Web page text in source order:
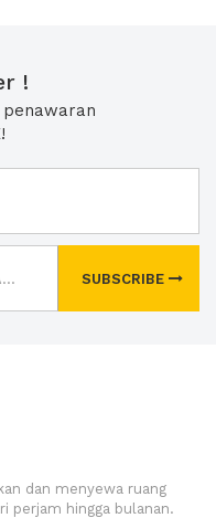
!
SUBSCRIBE
dan menyewa ruang
perjam hingga bulanan.